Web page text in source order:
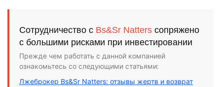
Сотрудничество с Bs&Sr Natters сопряжено
с большими рисками при инвестировании
Прежде чем работать с данной компанией
ознакомьтесь со следующими статьями:
Лжеброкер Bs&Sr Natters: отзывы жертв и возврат